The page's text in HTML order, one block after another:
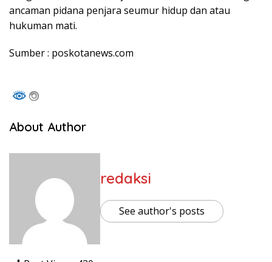
ancaman pidana penjara seumur hidup dan atau
hukuman mati.
Sumber : poskotanews.com
About Author
redaksi
See author's posts